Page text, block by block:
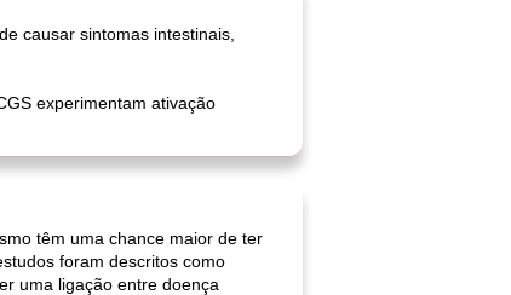
causar sintomas intestinais,
experimentam ativação
têm uma chance maior de ter
foram descritos como
uma ligação entre doença